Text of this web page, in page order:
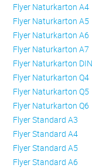
Flyer Naturkarton A4
Flyer Naturkarton A5
Flyer Naturkarton A6
Flyer Naturkarton A7
Flyer Naturkarton
Flyer Naturkarton Q4
Flyer Naturkarton Q5
Flyer Naturkarton Q6
Flyer Standard A3
Flyer Standard A4
Flyer Standard A5
Flyer Standard A6